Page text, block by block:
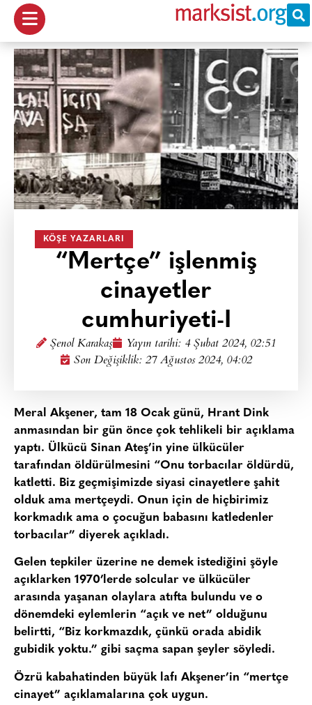
KÖŞE YAZARLARI
“Mertçe” işlenmiş
cinayetler
cumhuriyeti-I
Şenol Karakaş Yayın tarihi: 4 Şubat 2024, 02:51
Son Değişiklik: 27 Ağustos 2024, 04:02
Meral Akşener, tam 18 Ocak günü, Hrant Dink
anmasından bir gün önce çok tehlikeli bir açıklama
yaptı. Ülkücü Sinan Ateş’in yine ülkücüler
tarafından öldürülmesini “Onu torbacılar öldürdü,
katletti. Biz geçmişimizde siyasi cinayetlere şahit
olduk ama mertçeydi. Onun için de hiçbirimiz
korkmadık ama o çocuğun babasını katledenler
torbacılar” diyerek açıkladı.
Gelen tepkiler üzerine ne demek istediğini şöyle
açıklarken 1970’lerde solcular ve ülkücüler
arasında yaşanan olaylara atıfta bulundu ve o
dönemdeki eylemlerin “açık ve net” olduğunu
belirtti, “Biz korkmazdık, çünkü orada abidik
gubidik yoktu.” gibi saçma sapan şeyler söyledi.
Özrü kabahatinden büyük lafı Akşener’in “mertçe
cinayet” açıklamalarına çok uygun.